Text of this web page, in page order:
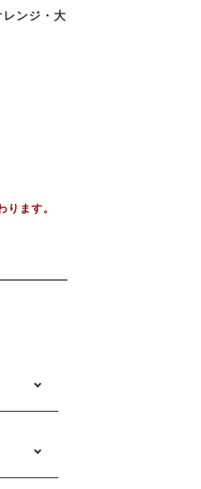
ンジ・大
ます。